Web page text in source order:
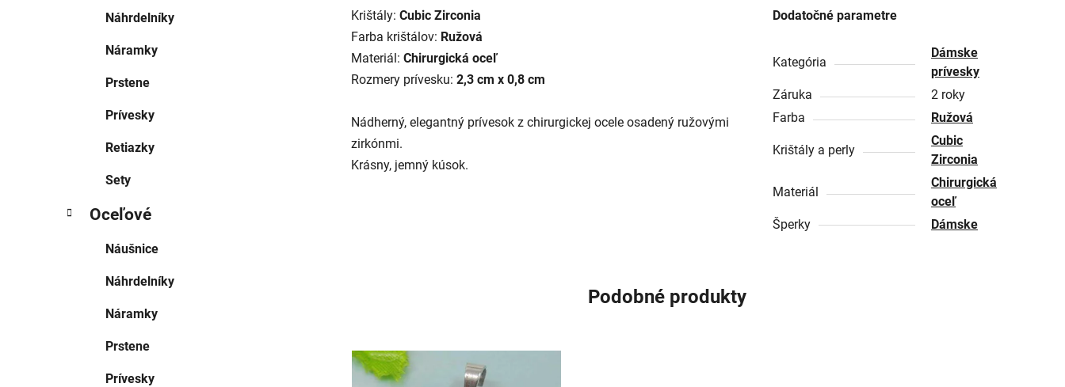
Náhrdelníky
Náramky
Prstene
Prívesky
Retiazky
Sety
Oceľové
Náušnice
Náhrdelníky
Náramky
Prstene
Prívesky
Krištály: Cubic Zirconia
Farba krištálov: Ružová
Materiál: Chirurgická oceľ
Rozmery prívesku: 2,3 cm x 0,8 cm
Nádherný, elegantný prívesok z chirurgickej ocele osadený ružovými
zirkónmi.
Krásny, jemný kúsok.
Dodatočné parametre
Kategória
Dámske
prívesky
Záruka
2 roky
Farba
Ružová
Krištály a perly
Cubic
Zirconia
Materiál
Chirurgická
oceľ
Šperky
Dámske
Podobné produkty